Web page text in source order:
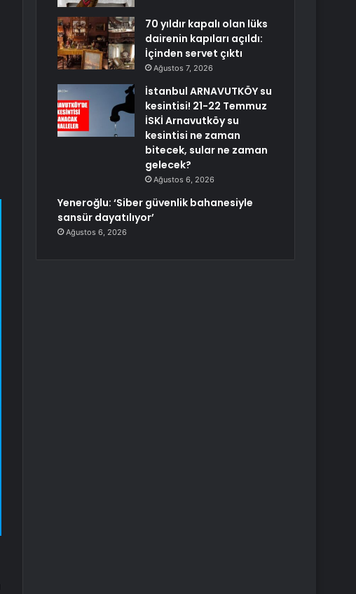
70 yıldır kapalı olan lüks
dairenin kapıları açıldı:
İçinden servet çıktı
Ağustos 7, 2026
İstanbul ARNAVUTKÖY su
kesintisi! 21-22 Temmuz
İSKİ Arnavutköy su
kesintisi ne zaman
bitecek, sular ne zaman
gelecek?
Ağustos 6, 2026
Yeneroğlu: ‘Siber güvenlik bahanesiyle
sansür dayatılıyor’
Ağustos 6, 2026